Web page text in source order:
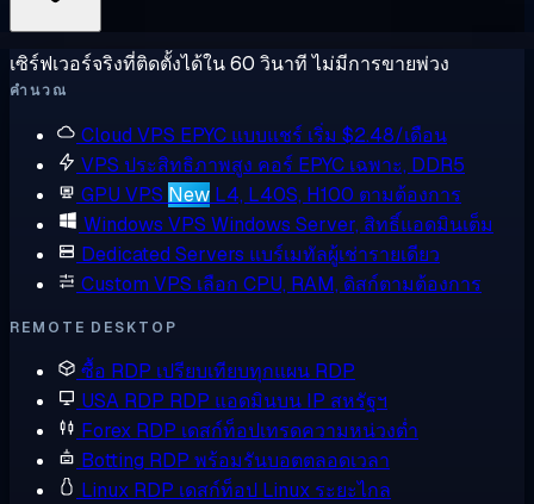
เซิร์ฟเวอร์จริงที่ติดตั้งได้ใน 60 วินาที ไม่มีการขายพ่วง
คำนวณ
Cloud VPS EPYC แบบแชร์ เริ่ม $2.48/เดือน
VPS ประสิทธิภาพสูง คอร์ EPYC เฉพาะ, DDR5
GPU VPS New L4, L40S, H100 ตามต้องการ
Windows VPS Windows Server, สิทธิ์แอดมินเต็ม
Dedicated Servers แบร์เมทัลผู้เช่ารายเดียว
Custom VPS เลือก CPU, RAM, ดิสก์ตามต้องการ
REMOTE DESKTOP
ซื้อ RDP เปรียบเทียบทุกแผน RDP
USA RDP RDP แอดมินบน IP สหรัฐฯ
Forex RDP เดสก์ท็อปเทรดความหน่วงต่ำ
Botting RDP พร้อมรันบอตตลอดเวลา
Linux RDP เดสก์ท็อป Linux ระยะไกล